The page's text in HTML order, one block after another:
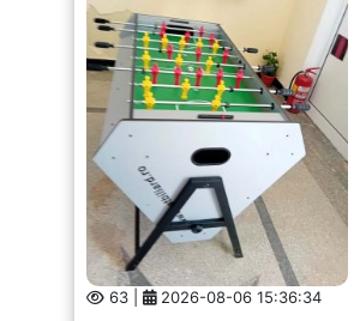
63 | 2026-08-06 15:36:34